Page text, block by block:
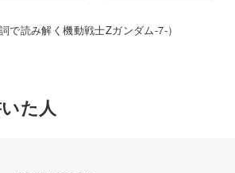
で読み解く機動戦士Zガンダム-7-）
た人